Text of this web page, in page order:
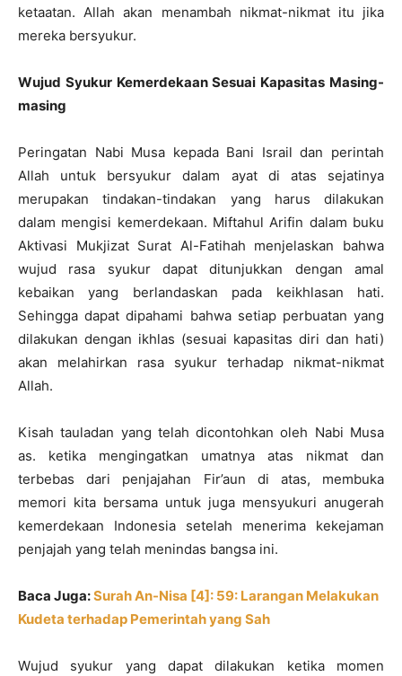
ketaatan. Allah akan menambah nikmat-nikmat itu jika
mereka bersyukur.
Wujud Syukur Kemerdekaan Sesuai Kapasitas Masing-
masing
Peringatan Nabi Musa kepada Bani Israil dan perintah
Allah untuk bersyukur dalam ayat di atas sejatinya
merupakan tindakan-tindakan yang harus dilakukan
dalam mengisi kemerdekaan. Miftahul Arifin dalam buku
Aktivasi Mukjizat Surat Al-Fatihah menjelaskan bahwa
wujud rasa syukur dapat ditunjukkan dengan amal
kebaikan yang berlandaskan pada keikhlasan hati.
Sehingga dapat dipahami bahwa setiap perbuatan yang
dilakukan dengan ikhlas (sesuai kapasitas diri dan hati)
akan melahirkan rasa syukur terhadap nikmat-nikmat
Allah.
Kisah tauladan yang telah dicontohkan oleh Nabi Musa
as. ketika mengingatkan umatnya atas nikmat dan
terbebas dari penjajahan Fir’aun di atas, membuka
memori kita bersama untuk juga mensyukuri anugerah
kemerdekaan Indonesia setelah menerima kekejaman
penjajah yang telah menindas bangsa ini.
Baca Juga:Surah An-Nisa [4]: 59: Larangan Melakukan
Kudeta terhadap Pemerintah yang Sah
Wujud syukur yang dapat dilakukan ketika momen